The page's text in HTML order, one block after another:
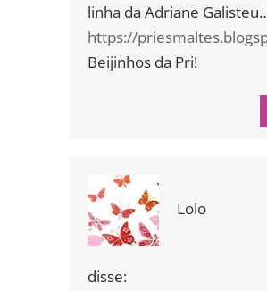
linha da Adriane
https://
Beijinhos da Pri!
Lolo
disse: